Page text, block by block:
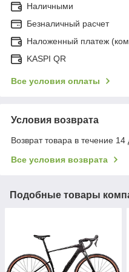
Наличными
Безналичный расчет
Наложенный платеж
KASPI QR
Все условия оплаты
Условия возврата
Возврат товара в течение 14
Все условия возврата
Подобные товары